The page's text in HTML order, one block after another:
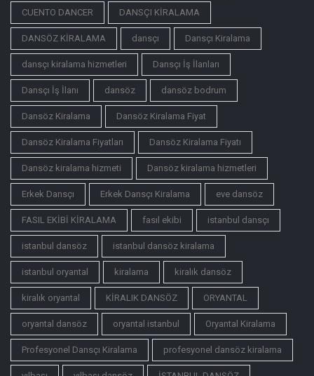
CUENTO DANCER DANSÇI KİRALAMA
DANSÖZ KİRALAMA dansçı Dansçı Kiralama
dansçı kiralama hizmetleri Dansçı İş İlanları
Dansçı İş İlanı dansöz dansöz bodrum
Dansöz Kiralama Dansöz Kiralama Fiyat
Dansöz Kiralama Fiyatları Dansöz Kiralama Fiyatı
Dansöz kiralama hizmeti Dansöz kiralama hizmetleri
Erkek Dansçı Erkek Dansçı Kiralama eve dansöz
FASIL EKİBİ KİRALAMA fasıl ekibi istanbul dansçı
istanbul dansöz istanbul dansöz kiralama
istanbul oryantal kiralama kiralık dansöz
kiralık oryantal KİRALIK DANSÖZ ORYANTAL
oryantal dansöz oryantal istanbul Oryantal Kiralama
Profesyonel Dansçı Kiralama profesyonel dansöz kiralama